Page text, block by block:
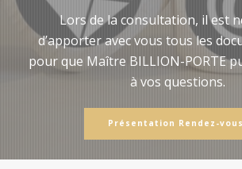
Lors de la consultation, il est
d’apporter avec vous tous les
pour que Maître BILLION-PORTE
à vos questions.
Présentation Rendez-vous